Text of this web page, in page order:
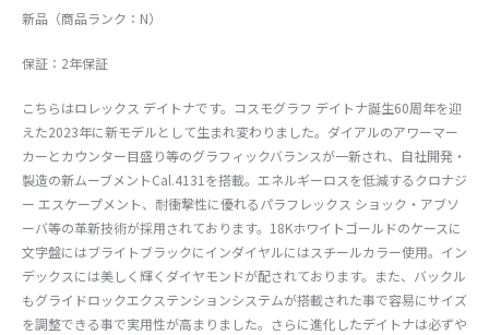
新品（商品ランク：N）
保証：2年保証
こちらはロレックス デイトナです。コスモグラフ デイトナ誕生60周年を迎
えた2023年に新モデルとして生まれ変わりました。ダイアルのアワーマー
カーとカウンター目盛り等のグラフィックバランスが一新され、自社開発・
製造の新ムーブメントCal.4131を搭載。エネルギーロスを低減するクロナジ
ー エスケープメント、耐衝撃性に優れるパラフレックス ショック・アブソ
ーバ等の革新技術が採用されております。18Kホワイトゴールドのケースに
文字盤にはブライトブラックにインダイヤルにはスチールカラー使用。イン
デックスには美しく輝くダイヤモンドが配されております。また、バックル
もグライドロックエクステンションシステムが搭載された事で容易にサイズ
を調整できる事で実用性が高まりました。さらに進化したデイトナは必ずや